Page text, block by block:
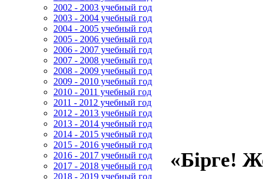
2002 - 2003 учебный год
2003 - 2004 учебный год
2004 - 2005 учебный год
2005 - 2006 учебный год
2006 - 2007 учебный год
2007 - 2008 учебный год
2008 - 2009 учебный год
2009 - 2010 учебный год
2010 - 2011 учебный год
2011 - 2012 учебный год
2012 - 2013 учебный год
2013 - 2014 учебный год
2014 - 2015 учебный год
2015 - 2016 учебный год
2016 - 2017 учебный год
2017 - 2018 учебный год
2018 - 2019 учебный год
«Бірге!